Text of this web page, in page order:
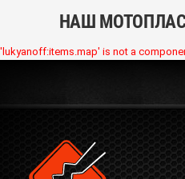
НАШ
'lukyanoff:items.map' is not a